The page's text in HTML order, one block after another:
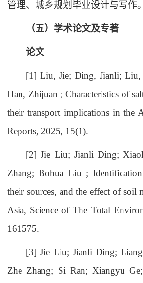
管理、城乡规划毕业设计与写作。
（五）学术论文及专著
论文
[1] Liu, Jie; Ding, Jianli; Liu,
Han, Zhijuan ; Characteristics of
their transport implications in the
Reports, 2025, 15(1).
[2] Jie Liu; Jianli Ding;
Zhang; Bohua Liu ;
their sources, and the effect of soil
Asia, Science of The Total
161575.
[3] Jie Liu; Jianli Ding;
Zhe Zhang; Si Ran; Xiangyu